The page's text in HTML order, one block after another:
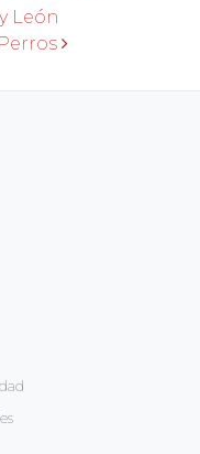
León